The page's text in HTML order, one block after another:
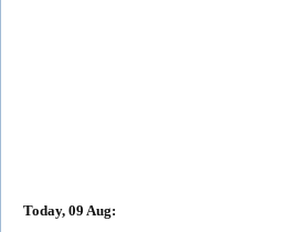
Today, 09 Aug: